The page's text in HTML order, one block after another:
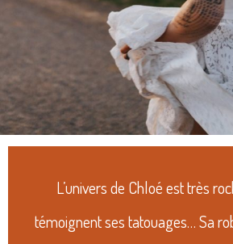
L’univers de Chloé est très
témoignent ses tatouages… Sa